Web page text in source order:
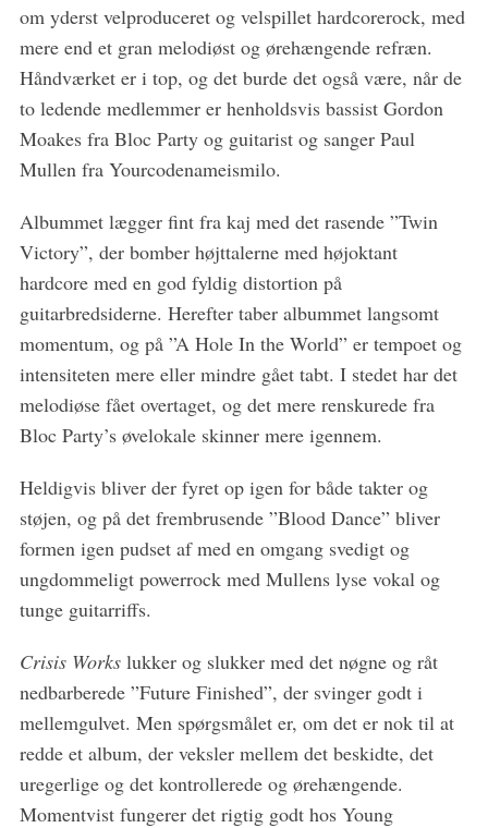
om yderst velproduceret og velspillet hardcorerock, med
mere end et gran melodiøst og ørehængende refræn.
Håndværket er i top, og det burde det også være, når de
to ledende medlemmer er henholdsvis bassist Gordon
Moakes fra Bloc Party og guitarist og sanger Paul
Mullen fra Yourcodenameismilo.
Albummet lægger fint fra kaj med det rasende ”Twin
Victory”, der bomber højttalerne med højoktant
hardcore med en god fyldig distortion på
guitarbredsiderne. Herefter taber albummet langsomt
momentum, og på ”A Hole In the World” er tempoet og
intensiteten mere eller mindre gået tabt. I stedet har det
melodiøse fået overtaget, og det mere renskurede fra
Bloc Party’s øvelokale skinner mere igennem.
Heldigvis bliver der fyret op igen for både takter og
støjen, og på det frembrusende ”Blood Dance” bliver
formen igen pudset af med en omgang svedigt og
ungdommeligt powerrock med Mullens lyse vokal og
tunge guitarriffs.
Crisis Workslukker og slukker med det nøgne og råt
nedbarberede ”Future Finished”, der svinger godt i
mellemgulvet. Men spørgsmålet er, om det er nok til at
redde et album, der veksler mellem det beskidte, det
uregerlige og det kontrollerede og ørehængende.
Momentvist fungerer det rigtig godt hos Young
c
h
f
: